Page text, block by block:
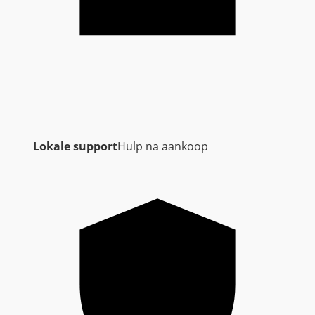
Lokale supportHulp na aankoop